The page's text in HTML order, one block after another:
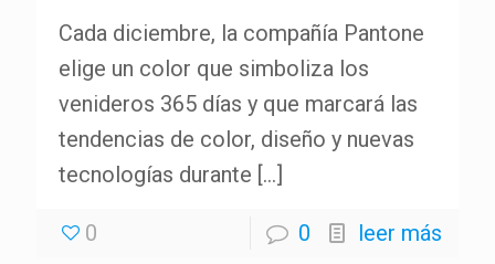
Cada diciembre, la compañía Pantone
elige un color que simboliza los
venideros 365 días y que marcará las
tendencias de color, diseño y nuevas
tecnologías durante […]
0 0 leer más